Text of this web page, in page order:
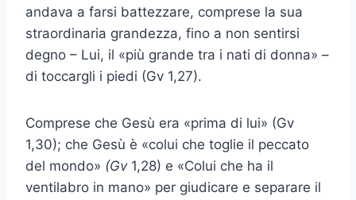
andava a farsi battezzare, comprese la sua
straordinaria grandezza, fino a non sentirsi
degno – Lui, il «più grande tra i nati di donna» –
di toccargli i piedi (Gv 1,27).
Comprese che Gesù era «prima di lui» (Gv
1,30); che Gesù è «colui che toglie il peccato
del mondo» (Gv1,28) e «Colui che ha il
ventilabro in mano» per giudicare e separare il